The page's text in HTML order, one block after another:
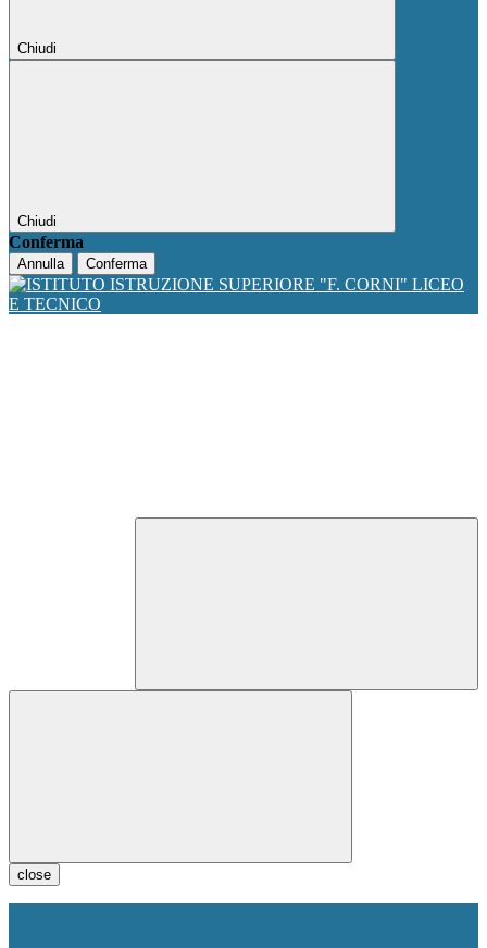
Chiudi
Chiudi
Conferma
Annulla Conferma
close